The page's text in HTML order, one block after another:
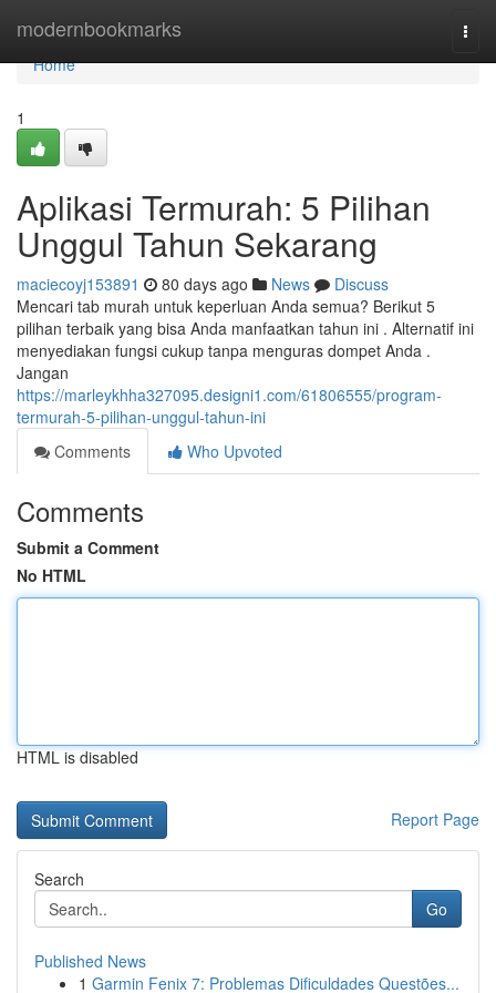
modernbookmarks
Home
Home
1
Aplikasi Termurah: 5 Pilihan
Unggul Tahun Sekarang
maciecoyj153891 80 days ago News
Discuss
Mencari tab murah untuk keperluan Anda semua? Berikut 5
pilihan terbaik yang bisa Anda manfaatkan tahun ini . Alternatif ini
menyediakan fungsi cukup tanpa menguras dompet Anda .
Jangan
https://marleykhha327095.designi1.com/61806555/program-
termurah-5-pilihan-unggul-tahun-ini
Comments
Who Upvoted
Comments
Submit a Comment
No HTML
HTML is disabled
Report Page
Search
Go
Published News
1 Garmin Fenix 7: Problemas Dificuldades Questões...